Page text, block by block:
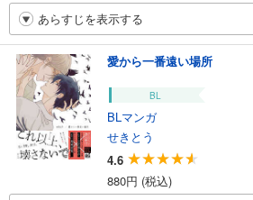
あらすじを表示する
愛から一番遠い場所
BL
BLマンガ
せきとう
4.6
880円 (税込)